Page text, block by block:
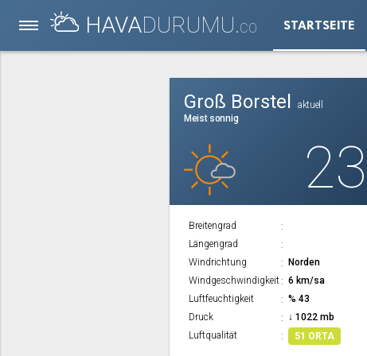
HAVADURUMU.CO STARTSEITE
Groß Borstel
aktuell
Meist sonnig
Breitengrad
Längengrad
Windrichtung
Norden
Windgeschwindigkeit
6 km/sa
Luftfeuchtigkeit
% 43
Druck
↓ 1022 mb
Luftqualität
51 ORTA